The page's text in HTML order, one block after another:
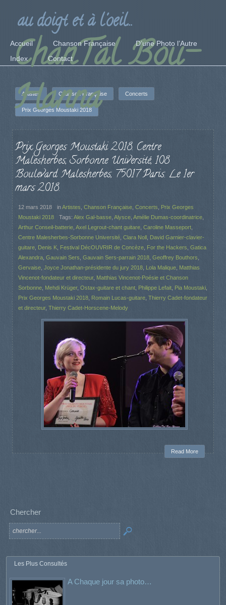
ChanTal Bou-
Hanna
au doigt et à l'oeil...
Accueil Chanson Française
D’une Photo l’Autre
Index
Contact
Artistes Chanson Française Concerts
Prix Georges Moustaki 2018
Prix Georges Moustaki 2018. Centre
Malesherbes, Sorbonne Université, 108
Boulevard Malesherbes, 75017 Paris. Le 1er
mars 2018.
12 mars 2018 inArtistes Chanson Française Concerts
Prix Georges
Moustaki 2018
Tags: Alex Gal-basse Alysce Amélie Dumas-coordinatrice
Arthur Conseil-batterie Axel Legrout-chant guitare Caroline Masseport
Centre Malesherbes-Sorbonne Université Clara Noll David Garnier-clavier-
guitare Denis K Festival DécOUVRIR de Concèze For the Hackers Gatica
Alexandra Gauvain Sers Gauvain Sers-parrain 2018 Geoffrey Bouthors
Gervaise Joyce Jonathan-présidente du jury 2018 Lola Malique Matthias
Vincenot-fondateur et directeur, Matthias Vincenot-Poésie et Chanson
Sorbonne Mehdi Krüger, Ostax-guitare et chant Philippe Lefait Pia Moustaki
Prix Georges Moustaki 2018 Romain Lucas-guitare Thierry Cadet-fondateur
et directeur, Thierry Cadet-Horscene-Melody
Read More
Chercher
Les Plus Consultés
A Chaque jour sa photo…